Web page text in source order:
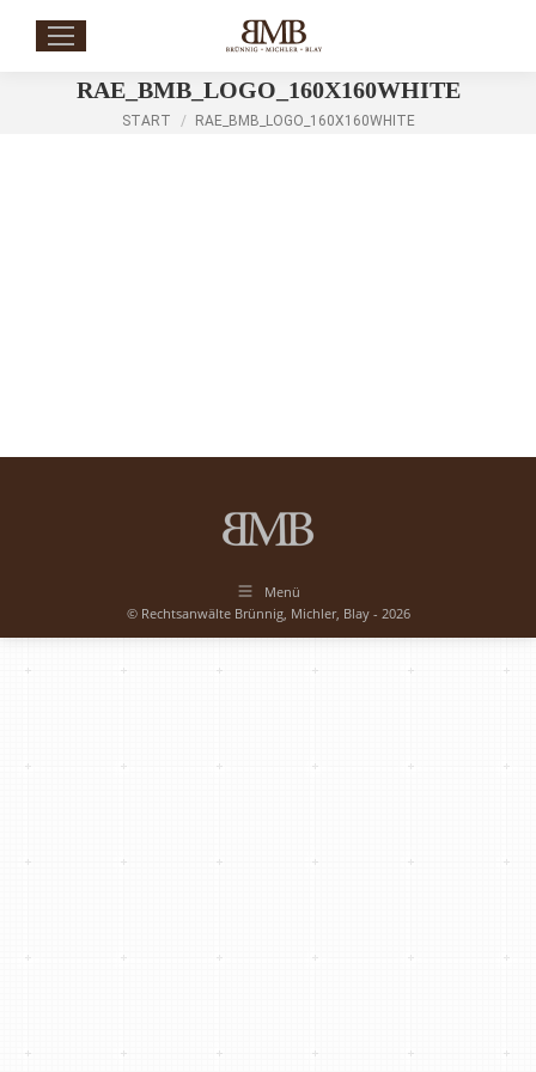
RAE_BMB_LOGO_160X160WHITE
Sie befinden sich hier:
START RAE_BMB_LOGO_160X160WHITE
Menü
© Rechtsanwälte Brünnig, Michler, Blay - 2026